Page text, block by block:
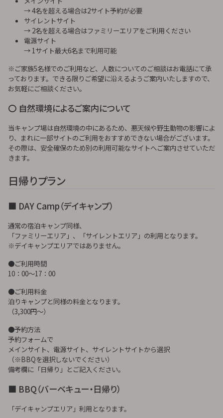
→ 4名を超える場合は2サイト予約が必要
サイレントサイト
→ 2名を超える場合はファミリーエリアをご利用ください
電源サイト
→ 1サイト最大6名まで利用可能
※ご家族5名様でのご利用など、人数についてのご相談はお電話にて承
っております。できる限りご希望に沿えるようご案内いたしますので、
お気軽にご相談ください。
〇 自然環境によるご案内について
当キャンプ場は自然環境の中にあるため、悪天候や野生動物の影響によ
り、まれに一部サイトのご利用をおすすめできない場合がございます。
その際は、安全確保のため別の利用可能なサイトへご案内させていただ
きます。
日帰りプラン
■ DAY Camp（デイキャンプ）
通常の宿泊キャンプ同様、
「ファミリーエリア」、「サイレントエリア」の利用となります。
※デイキャンプエリアではありません。
●ご利用時間
10：00～17：00
●ご利用料金
泊りキャンプと同様の料金となります。
（3,300円～）
●予約方法
予約フォームで
メインサイト、電源サイト、サイレントサイトから選択
（※BBQを選択しないでください）
備考欄に「日帰り」とご記入ください。
■ BBQ（バーベキュー・日帰り）
「デイキャンプエリア」利用となります。